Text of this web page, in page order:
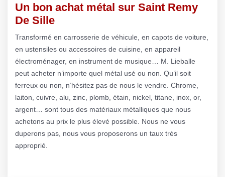
Un bon achat métal sur Saint Remy
De Sille
Transformé en carrosserie de véhicule, en capots de voiture,
en ustensiles ou accessoires de cuisine, en appareil
électroménager, en instrument de musique… M. Lieballe
peut acheter n’importe quel métal usé ou non. Qu’il soit
ferreux ou non, n’hésitez pas de nous le vendre. Chrome,
laiton, cuivre, alu, zinc, plomb, étain, nickel, titane, inox, or,
argent… sont tous des matériaux métalliques que nous
achetons au prix le plus élevé possible. Nous ne vous
duperons pas, nous vous proposerons un taux très
approprié.